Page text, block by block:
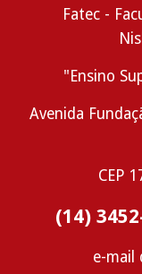
Fatec -
"Ensino
Avenida
CEP
(14)
e-mail